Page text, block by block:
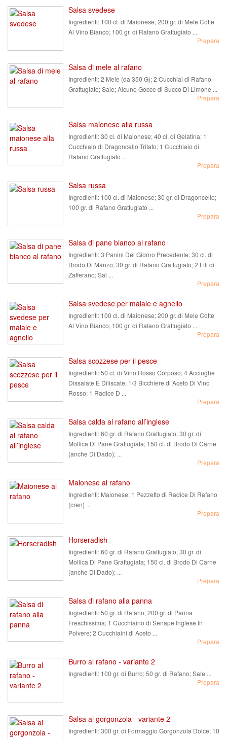
Salsa svedese
Ingredienti: 100 cl. di Maionese; 200 gr. di Mele Cotte
Al Vino Bianco; 100 gr. di Rafano Grattugiato ...
Prepara
Salsa di mele al rafano
Ingredienti:2 Mele (da 350 G); 2 Cucchiai di Rafano
Grattugiato; Sale; Alcune Gocce di Succo Di Limone ...
Prepara
Salsa maionese alla russa
Ingredienti:30 cl. di Maionese; 40 cl. di Gelatina; 1
Cucchiaio di Dragoncello Tritato; 1 Cucchiaio di
Rafano Grattugiato ...
Prepara
Salsa russa
Ingredienti: 100 cl. di Maionese; 30 gr. di Dragoncello;
100 gr. di Rafano Grattugiato ...
Prepara
Salsa di pane bianco al rafano
Ingredienti:3 Panini Del Giorno Precedente; 30 cl. di
Brodo Di Manzo; 30 gr. di Rafano Grattugiato; 2 Fili di
Zafferano; Sal ...
Prepara
Salsa svedese per maiale e agnello
Ingredienti: 100 cl. di Maionese; 200 gr. di Mele Cotte
Al Vino Bianco; 100 gr. di Rafano Grattugiato ...
Prepara
Salsa scozzese per il pesce
Ingredienti:50 cl. di Vino Rosso Corposo; 4 Acciughe
Dissalate E Diliscate; 1/3 Bicchiere di Aceto Di Vino
Rosso; 1 Radice D ...
Prepara
Salsa calda al rafano all’inglese
Ingredienti:60 gr. di Rafano Grattugiato; 30 gr. di
Mollica Di Pane Grattugiata; 150 cl. di Brodo Di Carne
(anche Di Dado); ...
Prepara
Maionese al rafano
Ingredienti: Maionese; 1 Pezzetto di Radice Di Rafano
(cren) ...
Prepara
Horseradish
Ingredienti:60 gr. di Rafano Grattugiato; 30 gr. di
Mollica Di Pane Grattugiata; 150 cl. di Brodo Di Carne
(anche Di Dado); ...
Prepara
Salsa di rafano alla panna
Ingredienti:50 gr. di Rafano; 200 gr. di Panna
Freschissima; 1 Cucchiaino di Senape Inglese In
Polvere; 2 Cucchiaini di Aceto ...
Prepara
Burro al rafano - variante 2
Ingredienti: 100 gr. di Burro; 50 gr. di Rafano; Sale ...
Prepara
Salsa al gorgonzola - variante 2
Ingredienti:300 gr. di Formaggio Gorgonzola Dolce; 10